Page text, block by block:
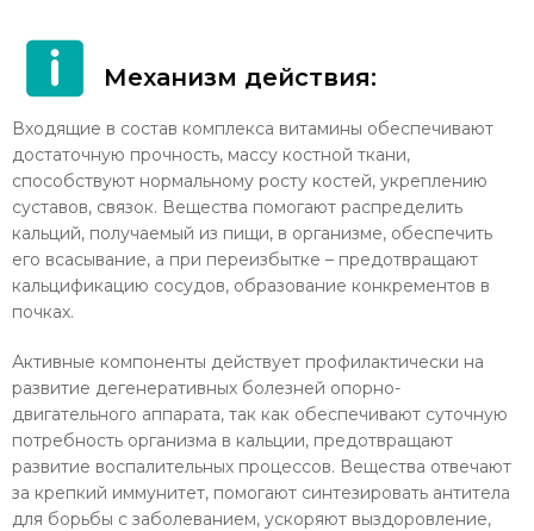
Механизм действия:
Входящие в состав комплекса витамины обеспечивают
достаточную прочность, массу костной ткани,
способствуют нормальному росту костей, укреплению
суставов, связок. Вещества помогают распределить
кальций, получаемый из пищи, в организме, обеспечить
его всасывание, а при переизбытке – предотвращают
кальцификацию сосудов, образование конкрементов в
почках.
Активные компоненты действует профилактически на
развитие дегенеративных болезней опорно-
двигательного аппарата, так как обеспечивают суточную
потребность организма в кальции, предотвращают
развитие воспалительных процессов. Вещества отвечают
за крепкий иммунитет, помогают синтезировать антитела
для борьбы с заболеванием, ускоряют выздоровление,